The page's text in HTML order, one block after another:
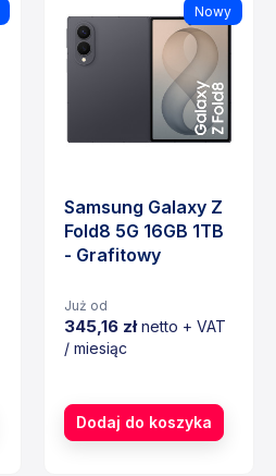
Nowy
Samsung Galaxy Z
Fold8 5G 16GB 1TB
- Grafitowy
Już od
345,16 złnetto + VAT
/ miesiąc
Dodaj do koszyka